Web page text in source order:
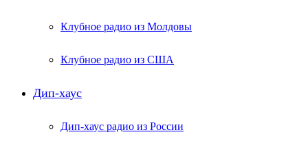
Клубное радио из Молдовы
Клубное радио из США
Дип-хаус
Дип-хаус радио из России